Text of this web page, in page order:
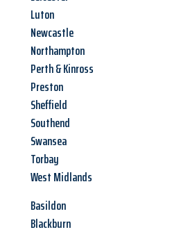
Luton
Newcastle
Northampton
Perth & Kinross
Preston
Sheffield
Southend
Swansea
Torbay
West Midlands
Basildon
Blackburn